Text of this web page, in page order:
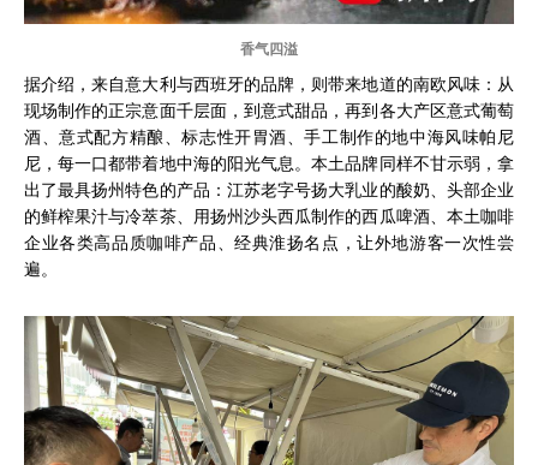
香气四溢
据介绍，来自意大利与西班牙的品牌，则带来地道的南欧风味：从
现场制作的正宗意面千层面，到意式甜品，再到各大产区意式葡萄
酒、意式配方精酿、标志性开胃酒、手工制作的地中海风味帕尼
尼，每一口都带着地中海的阳光气息。本土品牌同样不甘示弱，拿
出了最具扬州特色的产品：江苏老字号扬大乳业的酸奶、头部企业
的鲜榨果汁与冷萃茶、用扬州沙头西瓜制作的西瓜啤酒、本土咖啡
企业各类高品质咖啡产品、经典淮扬名点，让外地游客一次性尝
遍。